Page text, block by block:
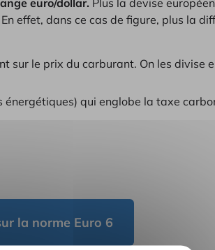
euro/dollar. Plus la devise
effet, dans ce cas de figure, plus la
sur le prix du carburant. On les divise
qui englobe la taxe
la norme Euro 6